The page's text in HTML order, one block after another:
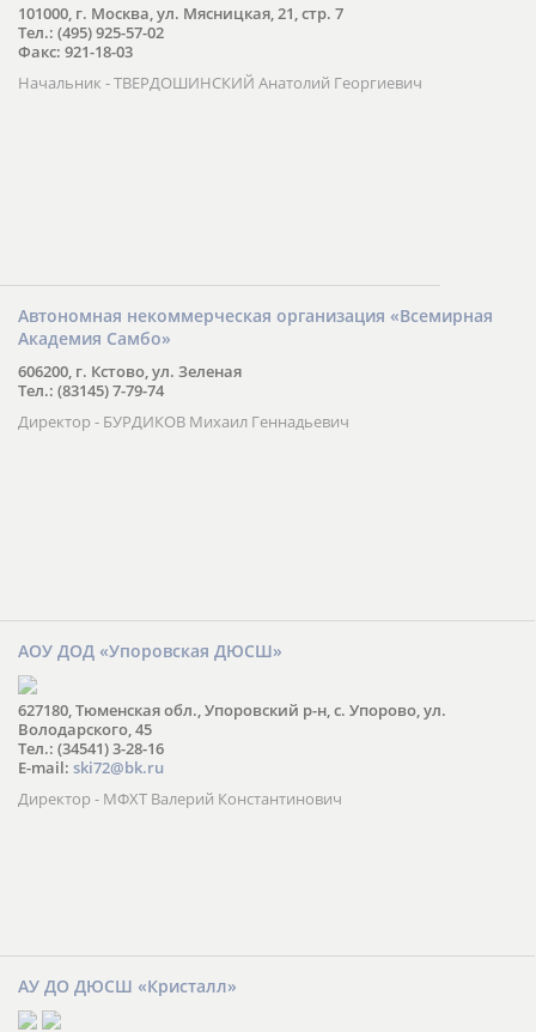
101000, г. Москва, ул. Мясницкая, 21, стр. 7
Тел.: (495) 925-57-02
Факс: 921-18-03
Начальник - ТВЕРДОШИНСКИЙ Анатолий Георгиевич
Автономная некоммерческая организация «Всемирная
Академия Самбо»
606200, г. Кстово, ул. Зеленая
Тел.: (83145) 7-79-74
Директор - БУРДИКОВ Михаил Геннадьевич
АОУ ДОД «Упоровская ДЮСШ»
627180, Тюменская обл., Упоровский р-н, с. Упорово, ул.
Володарского, 45
Тел.: (34541) 3-28-16
E-mail: ski72@bk.ru
Директор - МФХТ Валерий Константинович
АУ ДО ДЮСШ «Кристалл»